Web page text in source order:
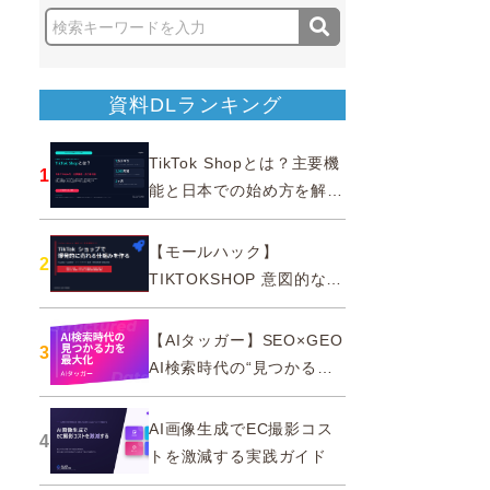
資料DLランキング
1
TikTok Shopとは？主要機
能と日本での始め方を解説
｜公式認定パートナー
2
【モールハック】
TIKTOKSHOP 意図的なバ
ズを生む法則
3
【AIタッガー】SEO×GEO
AI検索時代の“見つかる
力”を最大化
4
AI画像生成でEC撮影コス
トを激減する実践ガイド